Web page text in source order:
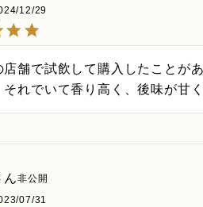
12/29
店舗で試飲して購入したことが
それでいて香り高く、後味が甘
非公開
07/31